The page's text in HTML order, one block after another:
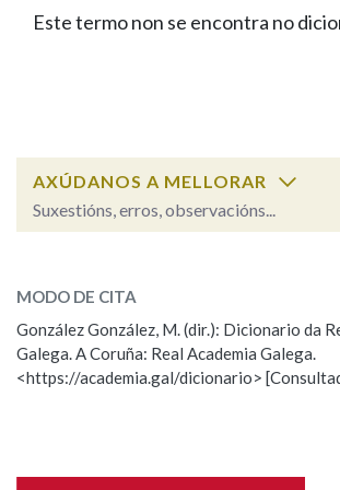
FIGURAS
PORTAL DAS
Facebook
TwitterYoutubeInstagram
Bluesky
BUSCAR NOS LEMAS
Remata por
BUSCAR NO CONTIDO
Nas definicións
Este termo non se encontra no
AXÚDANOS A MELLORAR
Suxestións, erros, observacións...
Observación
Nome
MODO DE CITA
González González, M. (dir.): Dicionario da
Galega. A Coruña: Real Academia Galega.
<https://academia.gal/dicionario>